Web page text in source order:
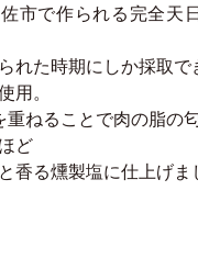
市で作られる完全天
れた時期にしか採取で
用。
重ねることで肉の脂の
ど
香る燻製塩に仕上げま